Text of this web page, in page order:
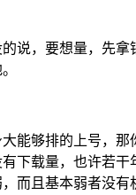
说，要想量，先拿
能够排的上号，那
下载量，也许若干
而且基本弱者没有